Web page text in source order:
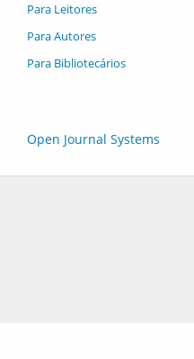
Para Leitores
Para Autores
Para Bibliotecários
Open Journal Systems